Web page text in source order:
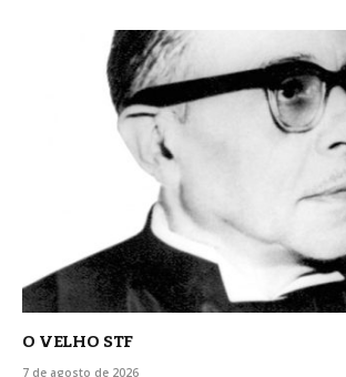
O VELHO STF
7 de agosto de 2026